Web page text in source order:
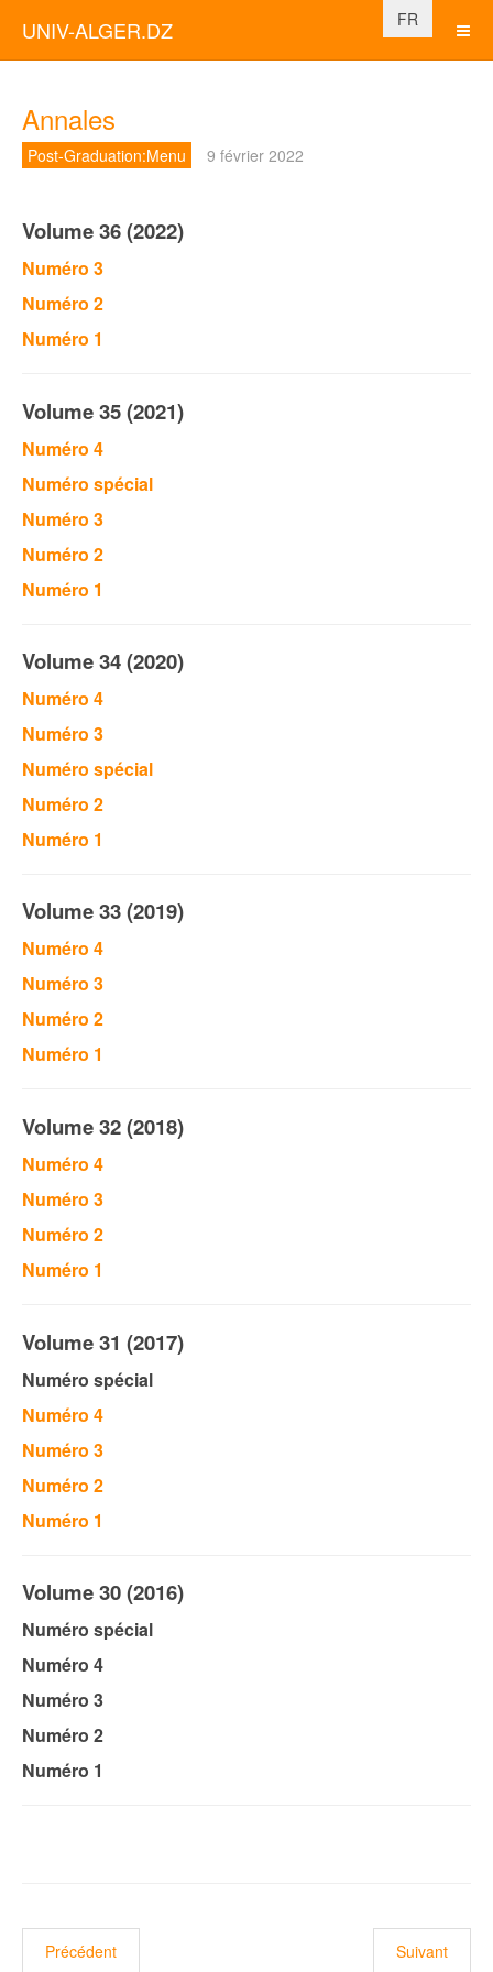
UNIV-ALGER.DZ
Sélectionnez
FR
Annales
Post-Graduation:Menu 9 février 2022
Volume 36 (2022)
Numéro 3
Numéro 2
Numéro 1
Volume 35 (2021)
Numéro 4
Numéro spécial
Numéro 3
Numéro 2
Numéro 1
Volume 34 (2020)
Numéro 4
Numéro 3
Numéro spécial
Numéro 2
Numéro 1
Volume 33 (2019)
Numéro 4
Numéro 3
Numéro 2
Numéro 1
Volume 32 (2018)
Numéro 4
Numéro 3
Numéro 2
Numéro 1
Volume 31 (2017)
Numéro spécial
Numéro 4
Numéro 3
Numéro 2
Numéro 1
Volume 30 (2016)
Numéro spécial
Numéro 4
Numéro 3
Numéro 2
Numéro 1
Article précédent : Habilitation universitaire: Habilitation
Précédent Article
Suivant